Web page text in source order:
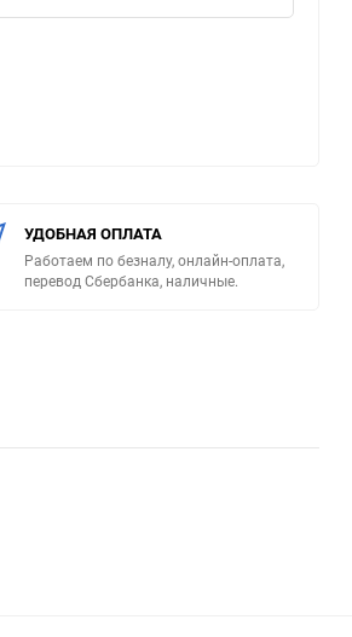
УДОБНАЯ ОПЛАТА
Работаем по безналу, онлайн-оплата,
перевод Сбербанка, наличные.